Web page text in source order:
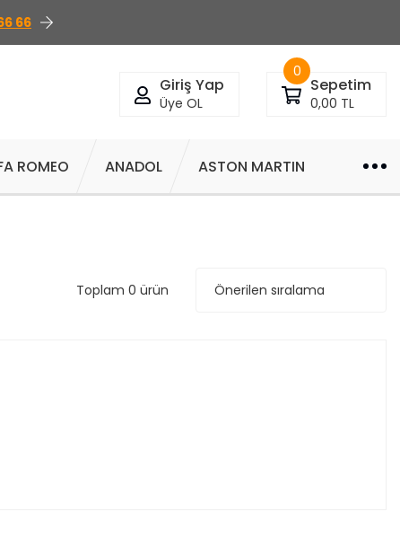
66
Giriş Yap
Üye OL
0
Sepetim
0,00 TL
ROMEO ANADOL ASTON MARTIN
Toplam 0 ürün